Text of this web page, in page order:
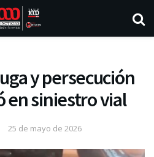
y persecución
en siniestro vial
25 de mayo de 2026